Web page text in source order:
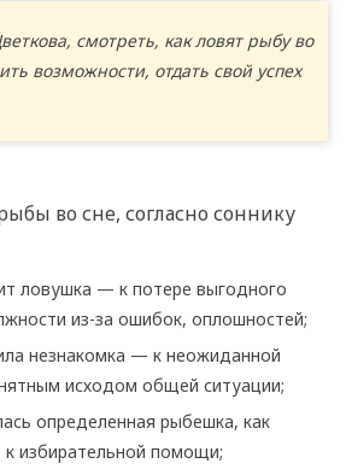
смотреть, как ловят рыбу во
возможности, отдать свой успех
во сне, согласно соннику
ловушка — к потере выгодного
из-за ошибок, оплошностей;
незнакомка — к неожиданной
исходом общей ситуации;
определенная рыбешка, как
избирательной помощи;